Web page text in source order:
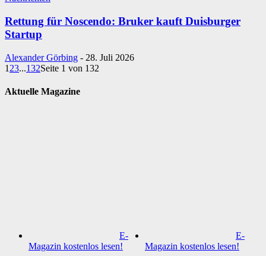
Rettung für Noscendo: Bruker kauft Duisburger
Startup
Alexander Görbing - 28. Juli 2026
1 23...132Seite 1 von 132
Aktuelle Magazine
E-
Magazin kostenlos lesen!
E-
Magazin kostenlos lesen!